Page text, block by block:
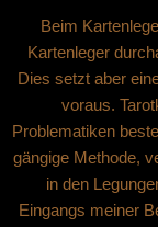
Beim
Kartenleger
Dies setzt aber
voraus.
Problematiken
gängige Methode,
in den
Eingangs meiner